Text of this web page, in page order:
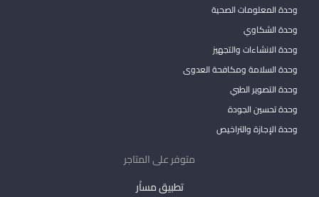
وحدة المعلومات الصحية
وحدة الشكاوي
وحدة الانشاءات والتجهيز
وحدة السلامة ومكافحة العدوى
وحدة التصوير الطبي
وحدة تحسين الجودة
وحدة الإجازة والتراخيص
متوفر على المتاجر
تطبيق مساْر